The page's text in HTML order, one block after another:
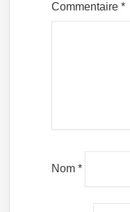
Commentaire*
Nom*